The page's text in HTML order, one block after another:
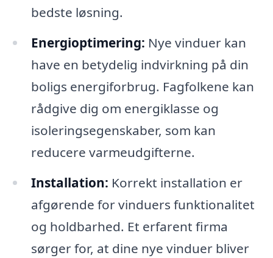
bedste løsning.
Energioptimering: Nye vinduer kan
have en betydelig indvirkning på din
boligs energiforbrug. Fagfolkene kan
rådgive dig om energiklasse og
isoleringsegenskaber, som kan
reducere varmeudgifterne.
Installation: Korrekt installation er
afgørende for vinduers funktionalitet
og holdbarhed. Et erfarent firma
sørger for, at dine nye vinduer bliver